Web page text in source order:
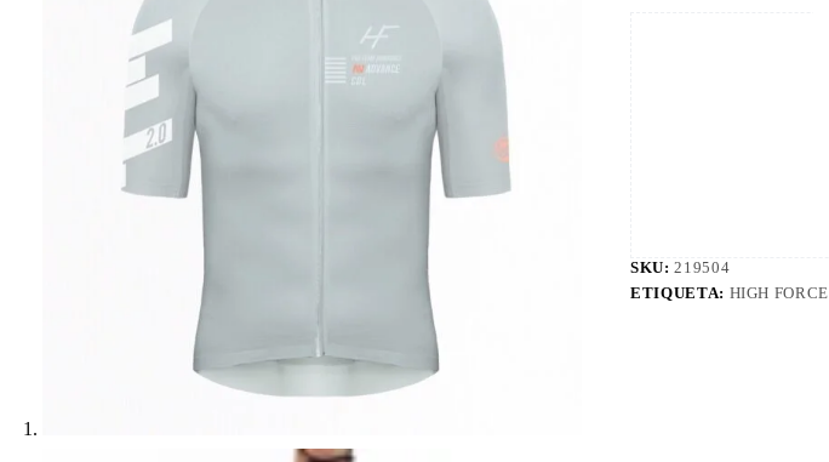
SKU:219504
ETIQUETA: HIGH FORCE